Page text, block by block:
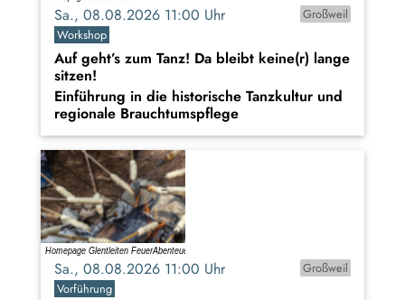
Sa., 08.08.2026 11:00 Uhr
Großweil
Workshop
Auf geht’s zum Tanz! Da bleibt keine(r) lange
sitzen!
Einführung in die historische Tanzkultur und
regionale Brauchtumspflege
Sa., 08.08.2026 11:00 Uhr
Großweil
Vorführung